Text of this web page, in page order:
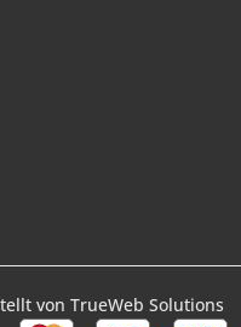
vonTrueWeb Solutions